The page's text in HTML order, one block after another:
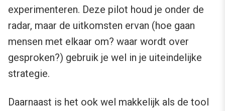
experimenteren. Deze pilot houd je onder de
radar, maar de uitkomsten ervan (hoe gaan
mensen met elkaar om? waar wordt over
gesproken?) gebruik je wel in je uiteindelijke
strategie.
Daarnaast is het ook wel makkelijk als de tool